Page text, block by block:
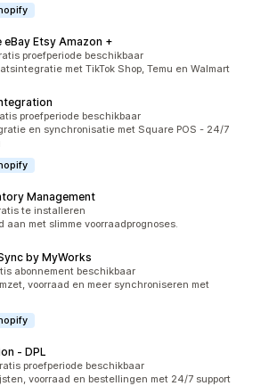
Etsy Amazon +
in totaalproefperiode beschikbaar
met TikTok Shop, Temu en Walmart
totaal
proefperiode beschikbaar
en synchronisatie met Square POS - 24/7
Management
in totaalte installeren
aan met slimme voorraadprognoses.
by MyWorks
totaal
abonnement beschikbaar
voorraad en meer synchroniseren met
‑ DPL
in totaalproefperiode beschikbaar
voorraad en bestellingen met 24/7 support